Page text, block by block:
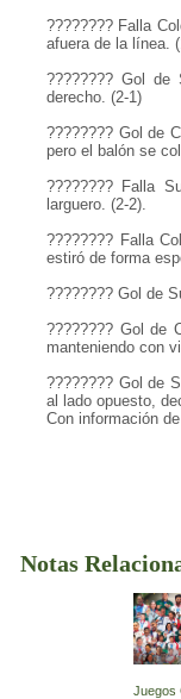
???????? Falla
afuera de la línea.
???????? Gol
derecho. (2-1)
???????? Gol de
pero el balón se
???????? Falla
larguero. (2-2).
???????? Falla
estiró de forma
???????? Gol de
???????? Gol de
manteniendo con
???????? Gol de
al lado opuesto,
Con información
Notas
Juegos